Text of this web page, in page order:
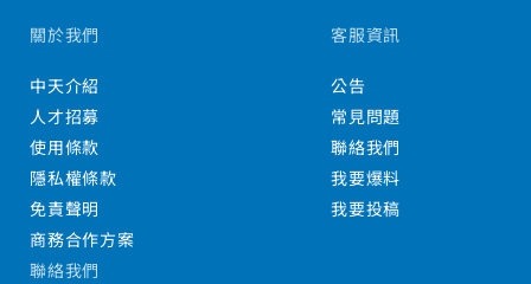
關於我們
中天介紹
人才招募
使用條款
隱私權條款
免責聲明
商務合作方案
客服資訊
公告
常見問題
聯絡我們
我要爆料
我要投稿
聯絡我們